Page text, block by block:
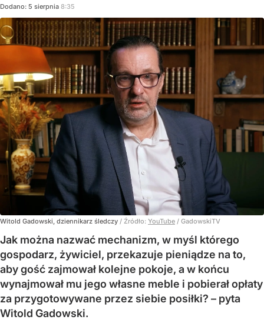
Dodano: 5 sierpnia 8:35
Witold Gadowski, dziennikarz śledczy / Źródło: YouTube / GadowskiTV
Jak można nazwać mechanizm, w myśl którego
gospodarz, żywiciel, przekazuje pieniądze na to,
aby gość zajmował kolejne pokoje, a w końcu
wynajmował mu jego własne meble i pobierał opłaty
za przygotowywane przez siebie posiłki? – pyta
Witold Gadowski.